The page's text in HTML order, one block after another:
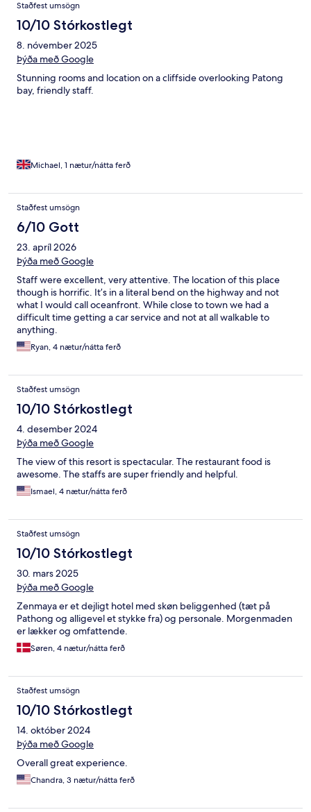
Staðfest umsögn
10/10 Stórkostlegt
8. nóvember 2025
Þýða með Google
Stunning rooms and location on a cliffside overlooking Patong
bay, friendly staff.
Michael, 1 nætur/nátta ferð
Staðfest umsögn
6/10 Gott
23. apríl 2026
Þýða með Google
Staff were excellent, very attentive. The location of this place
though is horrific. It’s in a literal bend on the highway and not
what I would call oceanfront. While close to town we had a
difficult time getting a car service and not at all walkable to
anything.
Ryan, 4 nætur/nátta ferð
Staðfest umsögn
10/10 Stórkostlegt
4. desember 2024
Þýða með Google
The view of this resort is spectacular. The restaurant food is
awesome. The staffs are super friendly and helpful.
Ismael, 4 nætur/nátta ferð
Staðfest umsögn
10/10 Stórkostlegt
30. mars 2025
Þýða með Google
Zenmaya er et dejligt hotel med skøn beliggenhed (tæt på
Pathong og alligevel et stykke fra) og personale. Morgenmaden
er lækker og omfattende.
Søren, 4 nætur/nátta ferð
Staðfest umsögn
10/10 Stórkostlegt
14. október 2024
Þýða með Google
Overall great experience.
Chandra, 3 nætur/nátta ferð